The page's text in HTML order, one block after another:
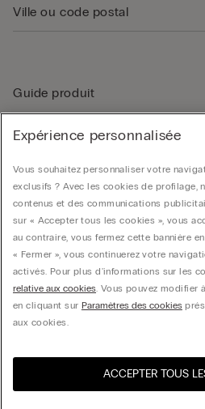
Sélectionnez
Guide produit
Service client
Données légales
Société
CALZEDONIA Finanziaria S.A. Belgium Branch,
Expérience personnalisée
Vous souhaitez personnaliser votre
exclusifs ? Avec les cookies de profilage,
contenus et des communications
sur « Accepter tous les cookies », vous
au contraire, vous fermez cette bannière
« Fermer », vous continuerez votre
activés. Pour plus d'informations sur les
relative aux cookies. Vous pouvez modifier
en cliquant sur Paramètres des cookies
aux cookies.
ACCEPTER TOUS